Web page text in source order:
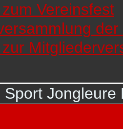
Vereinsfest
Jongleure